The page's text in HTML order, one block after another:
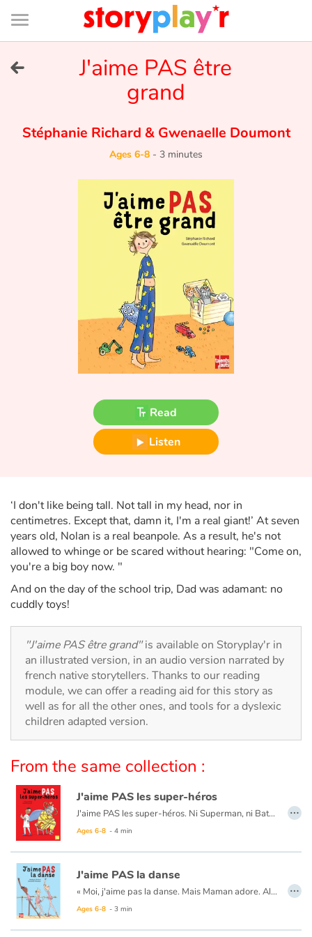
Connexion
Bibliothèque
de
page
Try for free
Tales and classics in french
Fable, myth, literature and poetry
Princesses and princes, kings, queens and dragons
Heroines and Heroes
Ecology, nature, seasons
Travel, epic, investigation, adventure
Around the world
Learning
Arts, space, activities
Documentaries
With the family
Daily life and hobbies
At school
Festivals and events
Love and friendship
Social issues
Emotions and feelings
J'aime PAS être
grand
Stéphanie Richard &Gwenaelle Doumont
Ages 6-8 - 3 minutes
Read
Listen
‘I don't like being tall. Not tall in my head, nor in
centimetres. Except that, damn it, I'm a real giant!’ At seven
years old, Nolan is a real beanpole. As a result, he's not
allowed to whinge or be scared without hearing: "Come on,
you're a big boy now. "
And on the day of the school trip, Dad was adamant: no
cuddly toys!
"J'aime PAS être grand"is available on Storyplay'r in
an illustrated version, in an audio version narrated by
french native storytellers. Thanks to our reading
module, we can offer a reading aid for this story as
well as for all the other ones, and tools for a dyslexic
children adapted version.
From the same collection :
J'aime PAS les super-héros
J'aime PAS les super-héros. Ni Superman, ni Batman, ni doberman, ni frangipane, ni Jordan, qui crâne dans la cour de récré ! L'autre jour, il a même déclaré que son père était un super-héros en mission secrète. N'importe quoi !
Ages 6-8 - 4 min
…
J'aime PAS la danse
« Moi, j'aime pas la danse. Mais Maman adore. Alors tous les mercredis, j'enfile mon tutu. Mais j'aime pas les tutus. Ça gratte et c'est rose. »Des cours ennuyeux au grand écart qui fait mal, la narratrice ne nous épargne rien, jusqu'au spectacle de fin d'année où elle part du mauvais côté et fait le pitre pour le plus grand plaisir du public.
Ages 6-8 - 3 min
…